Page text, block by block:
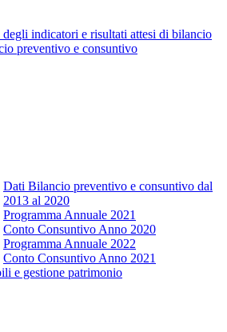
degli indicatori e risultati attesi di bilancio
preventivo e consuntivo
Dati Bilancio preventivo e consuntivo dal
2013 al 2020
Programma Annuale 2021
Conto Consuntivo Anno 2020
Programma Annuale 2022
Conto Consuntivo Anno 2021
e gestione patrimonio